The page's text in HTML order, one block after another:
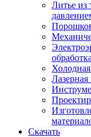
Литье из
обработка
Скачать